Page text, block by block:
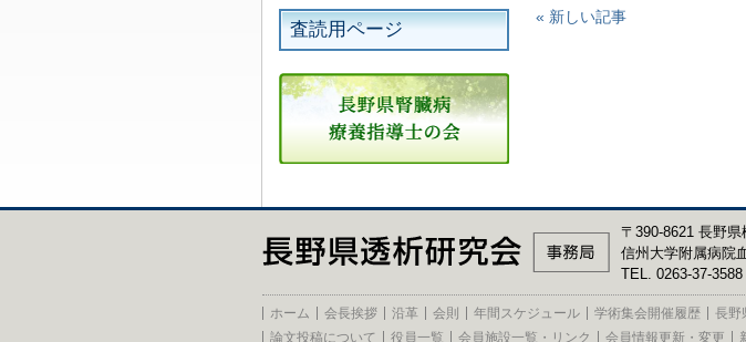
« 新しい記事
査読用ページ
〒390-8621 長野県
信州大学附属病院
TEL. 0263-37-
ホーム 会長挨拶 沿革 会則 年間スケジュール 学術集会開催履歴 長野
論文投稿について
役員一覧 会員施設一覧・リンク 会員情報更新・変更